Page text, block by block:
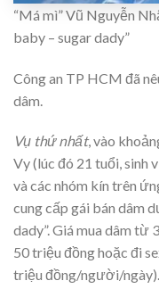
“Má mì” Vũ Nguyễn
baby – sugar dady”
Công an TP HCM đã
dâm.
Vụ thứ nhất, vào
Vy (lúc đó 21 tuổi, sinh
và các nhóm kín trên
cung cấp gái bán dâm
dady”. Giá mua dâm
50 triệu đồng hoặc đi
triệu đồng/người/